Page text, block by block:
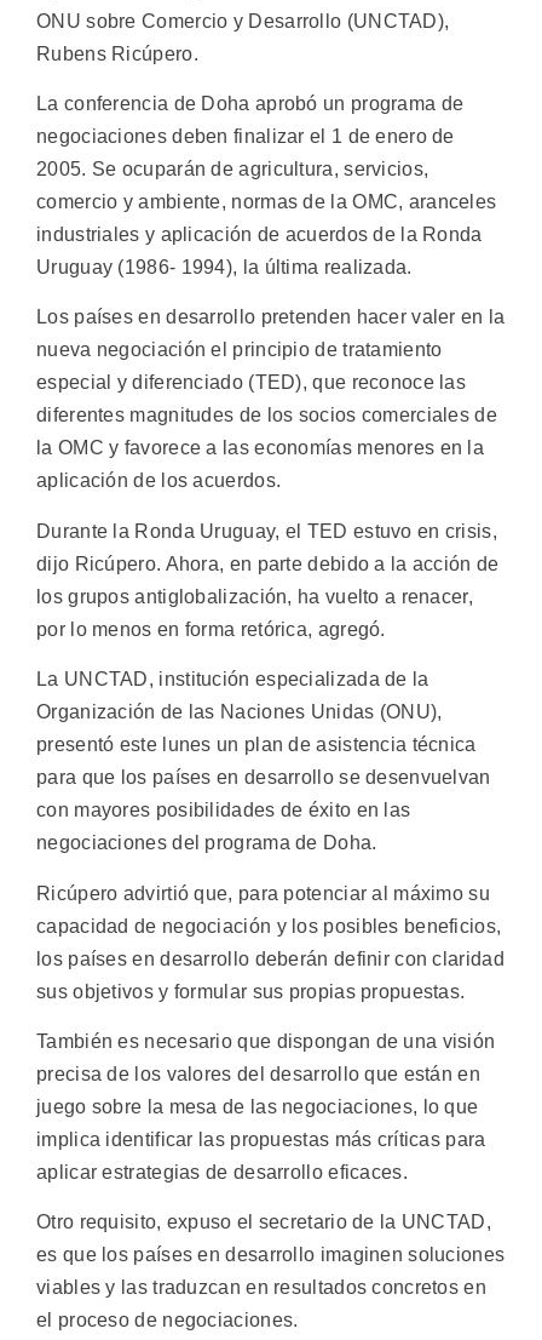
ONU sobre Comercio y Desarrollo (UNCTAD),
Rubens Ricúpero.
La conferencia de Doha aprobó un programa de
negociaciones deben finalizar el 1 de enero de
2005. Se ocuparán de agricultura, servicios,
comercio y ambiente, normas de la OMC, aranceles
industriales y aplicación de acuerdos de la Ronda
Uruguay (1986- 1994), la última realizada.
Los países en desarrollo pretenden hacer valer en la
nueva negociación el principio de tratamiento
especial y diferenciado (TED), que reconoce las
diferentes magnitudes de los socios comerciales de
la OMC y favorece a las economías menores en la
aplicación de los acuerdos.
Durante la Ronda Uruguay, el TED estuvo en crisis,
dijo Ricúpero. Ahora, en parte debido a la acción de
los grupos antiglobalización, ha vuelto a renacer,
por lo menos en forma retórica, agregó.
La UNCTAD, institución especializada de la
Organización de las Naciones Unidas (ONU),
presentó este lunes un plan de asistencia técnica
para que los países en desarrollo se desenvuelvan
con mayores posibilidades de éxito en las
negociaciones del programa de Doha.
Ricúpero advirtió que, para potenciar al máximo su
capacidad de negociación y los posibles beneficios,
los países en desarrollo deberán definir con claridad
sus objetivos y formular sus propias propuestas.
También es necesario que dispongan de una visión
precisa de los valores del desarrollo que están en
juego sobre la mesa de las negociaciones, lo que
implica identificar las propuestas más críticas para
aplicar estrategias de desarrollo eficaces.
Otro requisito, expuso el secretario de la UNCTAD,
es que los países en desarrollo imaginen soluciones
viables y las traduzcan en resultados concretos en
el proceso de negociaciones.